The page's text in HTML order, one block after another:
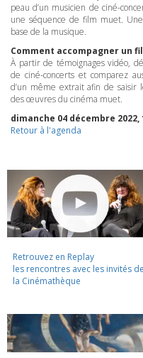
peau d’un musicien de ciné-
une séquence de film muet.
base de la musique.
Comment accompagner un
À partir de témoignages vidéo,
de ciné-concerts et comparez
d’un même extrait afin de saisir
des œuvres du cinéma muet.
dimanche 04 décembre 2022,
Retour à l'agenda
Retrouvez en Replay
les rencontres avec les invités de
la Cinémathèque